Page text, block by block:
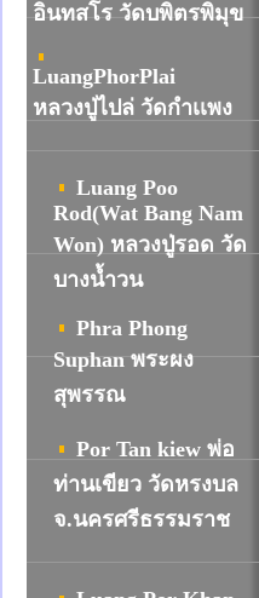
อินทสโร วัดบพิตรพิมุข
LuangPhorPlai
หลวงปู่ไปล่ วัดกำเเพง
Luang Poo
Rod(Wat Bang Nam
Won) หลวงปู่รอด วัด
บางน้ำวน
Phra Phong
Suphan พระผง
สุพรรณ
Por Tan kiew พ่อ
ท่านเขียว วัดหรงบล
จ.นครศรีธรรมราช